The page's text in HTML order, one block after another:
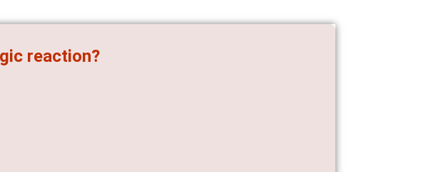
reaction?